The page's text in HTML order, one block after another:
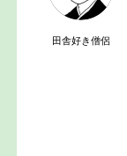
田舎好き僧侶